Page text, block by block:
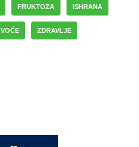
FRUKTOZA ISHRANA
VOĆE ZDRAVLJE